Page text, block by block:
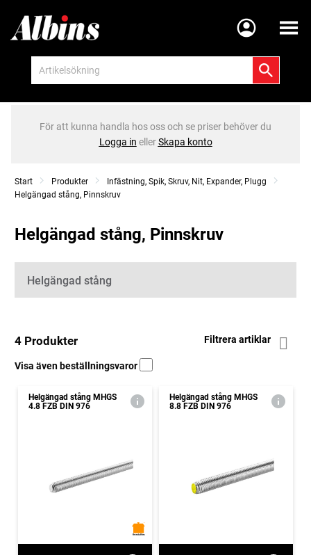
Meny
För att kunna handla hos oss och se priser behöver du
Logga in ellerSkapa konto
Start Produkter
Infästning, Spik, Skruv, Nit, Expander, Plugg
Helgängad stång, Pinnskruv
Helgängad stång, Pinnskruv
Kategorier
Helgängad stång
4 Produkter Filtrera artiklar
Visa även beställningsvaror
Helgängad stång MHGS
4.8 FZB DIN 976
Helgängad stång MHGS
8.8 FZB DIN 976